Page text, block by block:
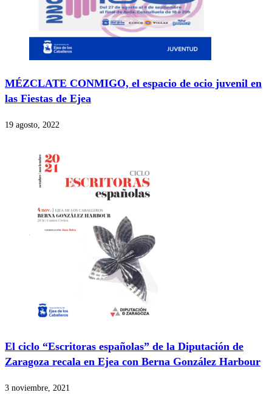
MÉZCLATE CONMIGO, el espacio de ocio juvenil en
las Fiestas de Ejea
19 agosto, 2022
El ciclo “Escritoras españolas” de la Diputación de
Zaragoza recala en Ejea con Berna González Harbour
3 noviembre, 2021